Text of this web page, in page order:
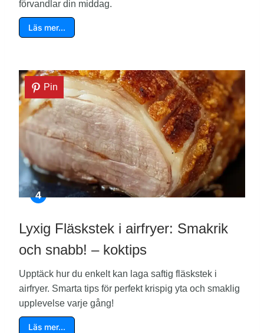
förvandlar din middag.
Läs mer…
Pin
Lyxig Fläskstek i airfryer: Smakrik
och snabb! – koktips
Upptäck hur du enkelt kan laga saftig fläskstek i
airfryer. Smarta tips för perfekt krispig yta och smaklig
upplevelse varje gång!
Läs mer…